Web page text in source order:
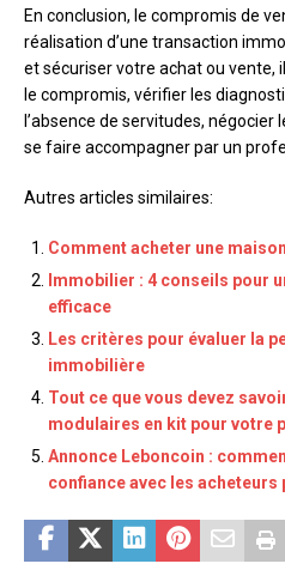
En conclusion, le compromis de
réalisation d’une transaction
et sécuriser votre achat ou vente,
le compromis, vérifier les
l’absence de servitudes,
se faire accompagner par un
Autres articles similaires:
Comment acheter une
Immobilier : 4 conseils pour
efficace
Les critères pour évaluer la
immobilière
Tout ce que vous devez
modulaires en kit pour votre
Annonce Leboncoin :
confiance avec les acheteurs